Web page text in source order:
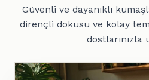
Güvenli ve dayanıklı
dirençli dokusu ve kolay
dostlarınızla